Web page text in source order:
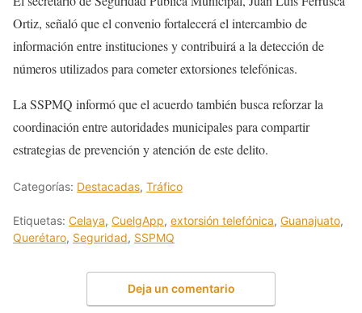
Ortiz, señaló que el convenio fortalecerá el intercambio de
información entre instituciones y contribuirá a la detección de
números utilizados para cometer extorsiones telefónicas.
La SSPMQ informó que el acuerdo también busca reforzar la
coordinación entre autoridades municipales para compartir
estrategias de prevención y atención de este delito.
Categorías: Destacadas, Tráfico
Etiquetas: Celaya, CuelgApp, extorsión telefónica, Guanajuato,
Querétaro, Seguridad, SSPMQ
Deja un comentario